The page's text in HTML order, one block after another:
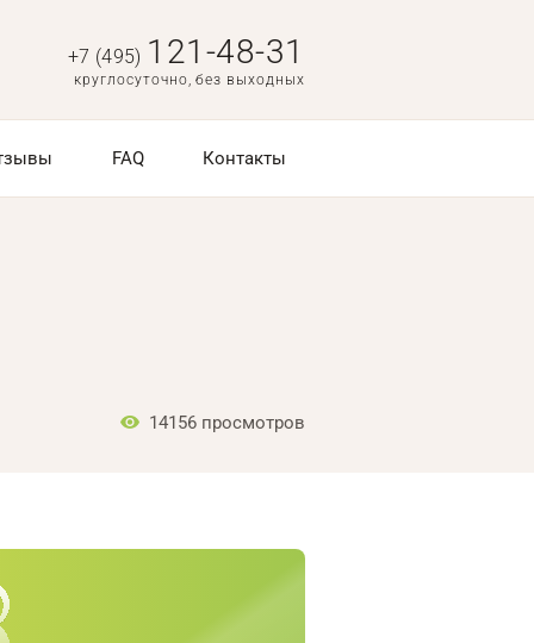
+7 (495) 121-48-31
круглосуточно, без выходных
FAQ Контакты
14156 просмотров